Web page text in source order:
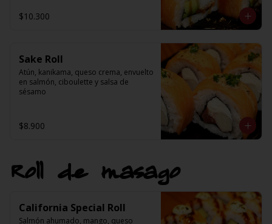
$10.300
Sake Roll
Atún, kanikama, queso crema, envuelto
en salmón, ciboulette y salsa de
sésamo
$8.900
Roll de masago
California Special Roll
Salmón ahumado, mango, queso